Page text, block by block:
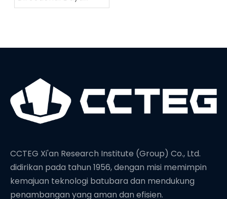
Tinggi menetapkan
pengeboran
CCTEG Xi'an Research Institute (Group) Co., Ltd.
didirikan pada tahun 1956, dengan misi memimpin
kemajuan teknologi batubara dan mendukung
penambangan yang aman dan efisien.